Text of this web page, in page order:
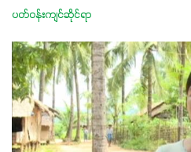
ပတ်ဝန်းကျင်ဆိုင်ရာ